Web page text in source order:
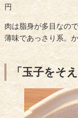
円
肉は脂身が多目なの
薄味であっさり系。
「玉子をそ